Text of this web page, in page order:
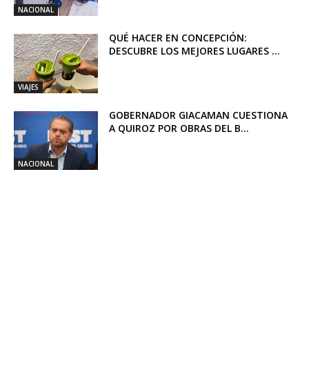
NACIONAL
VIAJES
QUÉ HACER EN CONCEPCIÓN:
DESCUBRE LOS MEJORES LUGARES ...
NACIONAL
GOBERNADOR GIACAMAN CUESTIONA
A QUIROZ POR OBRAS DEL B...